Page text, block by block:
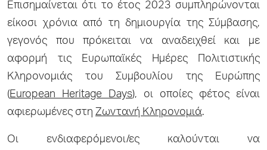
Επισημαίνεται ότι το έτος 2023 συμπληρώνονται
είκοσι χρόνια από τη δημιουργία της Σύμβασης,
γεγονός που πρόκειται να αναδειχθεί και με
αφορμή τις Ευρωπαϊκές Ημέρες Πολιτιστικής
Κληρονομιάς του Συμβουλίου της Ευρώπης
(European Heritage Days), οι οποίες φέτος είναι
αφιερωμένες στη Ζωντανή Κληρονομιά.
Οι ενδιαφερόμενοι/ες καλούνται να